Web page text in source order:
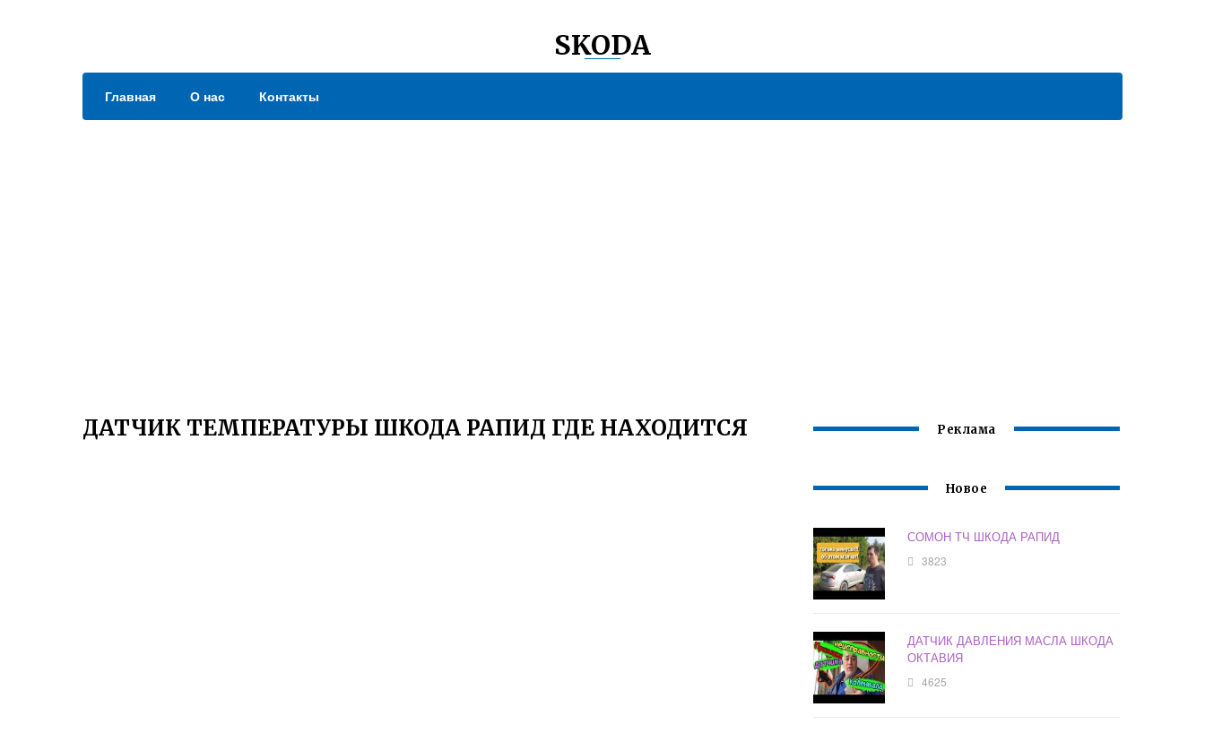
SKODA
Главная О нас Контакты
ДАТЧИК ТЕМПЕРАТУРЫ ШКОДА РАПИД ГДЕ НАХОДИТСЯ Реклама
Новое
СОМОН ТЧ ШКОДА РАПИД
3823
ДАТЧИК ДАВЛЕНИЯ МАСЛА ШКОДА
ОКТАВИЯ
4625